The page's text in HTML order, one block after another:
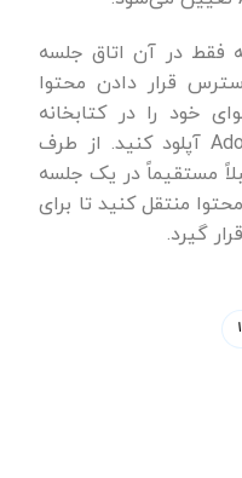
فقط در آن اتاق جلسه
قرار دادن محتوا
خود را در کتابخانه
محتوا در Adobe Connect Central آپلود کنید. از طرف
مستقیماً در یک جلسه
منتقل کنید تا برای
گیرد.